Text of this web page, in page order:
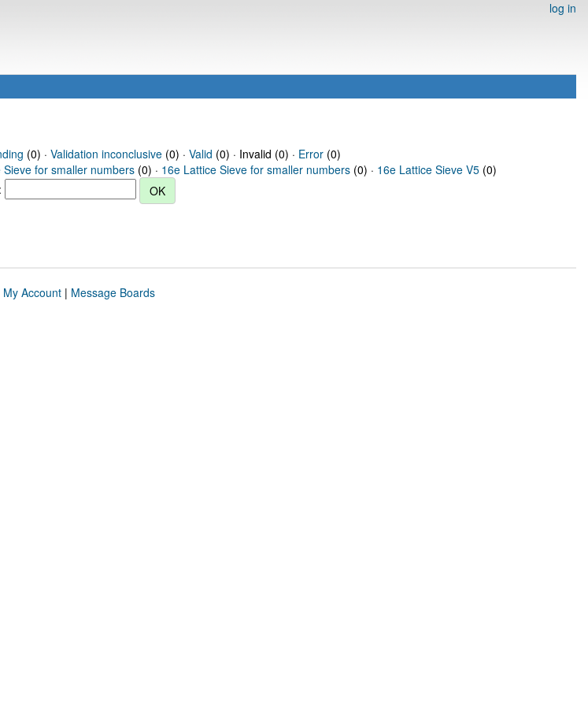
log in
(0) · Validation inconclusive(0) · Valid (0) · Invalid (0) · Error(0)
Sieve for smaller numbers (0) · 16e Lattice Sieve for smaller numbers (0) · 16e Lattice Sieve V5 (0)
My Account| Message Boards